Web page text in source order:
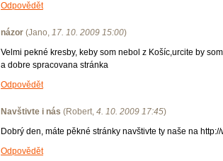
Odpovědět
názor (Jano, 17. 10. 2009 15:00)
Velmi pekné kresby, keby som nebol z Košíc,urcite by
a dobre spracovana stránka
Odpovědět
Navštivte i nás (Robert, 4. 10. 2009 17:45)
Dobrý den, máte pěkné stránky navštivte ty naše na
Odpovědět